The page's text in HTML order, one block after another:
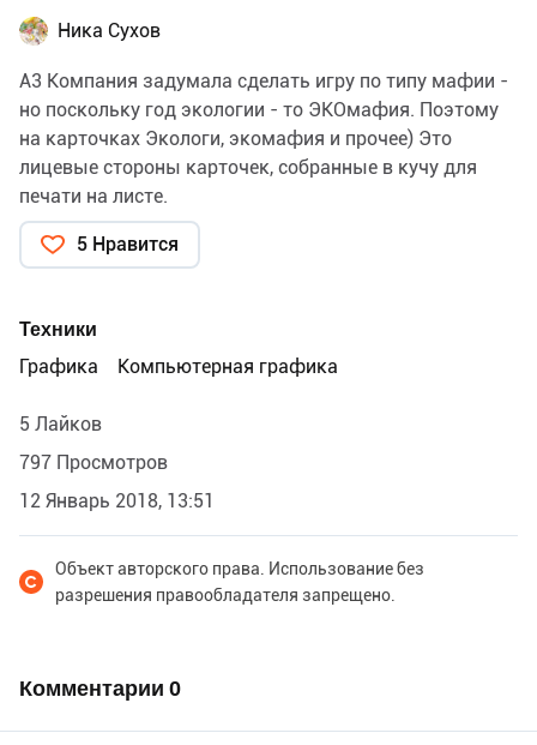
Ника Сухов
А3 Компания задумала сделать игру по типу мафии -
но поскольку год экологии - то ЭКОмафия. Поэтому
на карточках Экологи, экомафия и прочее) Это
лицевые стороны карточек, собранные в кучу для
печати на листе.
5 Нравится
Техники
Графика
Компьютерная графика
5 Лайков
797 Просмотров
12 Январь 2018, 13:51
Объект авторского права. Использование без
разрешения правообладателя запрещено.
Комментарии 0